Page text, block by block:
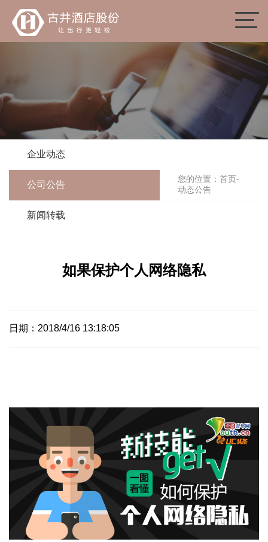
企业动态
公司公告
新闻转载
您的位置：首页-
动态公告
如果保护个人网络隐私
日期：2018/4/16 13:18:05